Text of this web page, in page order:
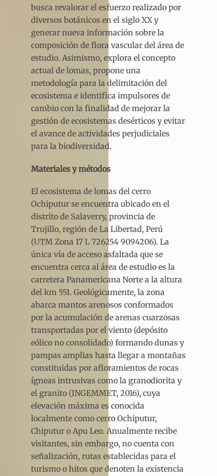
busca revalorar el esfuerzo realizado por
diversos botánicos en el siglo XX y
generar nueva información sobre la
composición de flora vascular del área de
estudio. Asimismo, explora el concepto
actual de lomas, propone una
metodología para la delimitación del
ecosistema e identifica impulsores de
cambio con la finalidad de mejorar la
gestión de ecosistemas desérticos y evitar
el avance de actividades perjudiciales
para la biodiversidad.
Materiales y métodos
El ecosistema de lomas del cerro
Ochiputur se encuentra ubicado en el
distrito de Salaverry, provincia de
Trujillo, región de La Libertad, Perú
(UTM Zona 17 L 726254 9094206). La
única vía de acceso asfaltada que se
encuentra cerca al área de estudio es la
carretera Panamericana Norte a la altura
del km 551. Geológicamente, la zona
abarca mantos arenosos conformados
por la acumulación de arenas cuarzosas
transportadas por el viento (depósito
eólico no consolidado) formando dunas y
pampas amplias hasta llegar a montañas
constituidas por afloramientos de rocas
ígneas intrusivas como la granodiorita y
el granito (INGEMMET, 2016), cuya
elevación máxima es conocida
localmente como cerro Ochiputur,
Chiputur o Apu Leo. Anualmente recibe
visitantes, sin embargo, no cuenta con
señalización, rutas establecidas para el
turismo o hitos que denoten la existencia